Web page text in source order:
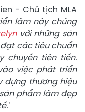
- Chủ tịch MLA
lãm này chúng
với những sản
các tiêu chuẩn
chuyền tiên tiến.
việc phát triển
dựng thương hiệu
phẩm làm đẹp